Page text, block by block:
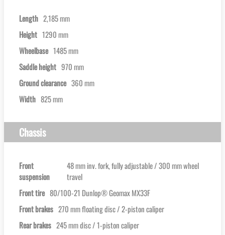
Length 2,185 mm
Height 1290 mm
Wheelbase 1485 mm
Saddle height 970 mm
Ground clearance 360 mm
Width 825 mm
Chassis
Front
suspension
48 mm inv. fork, fully adjustable / 300 mm wheel
travel
Front tire 80/100-21 Dunlop® Geomax MX33F
Front brakes 270 mm floating disc / 2-piston caliper
Rear brakes 245 mm disc / 1-piston caliper